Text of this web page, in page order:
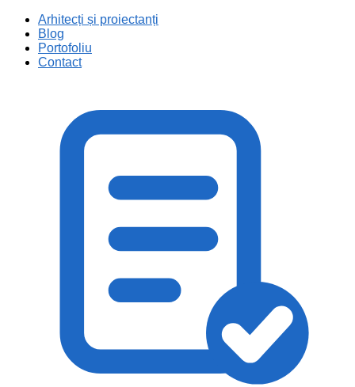
Arhitecți și proiectanți
Blog
Portofoliu
Contact